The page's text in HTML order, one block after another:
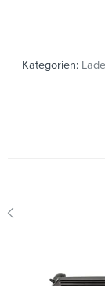
Kategorien: